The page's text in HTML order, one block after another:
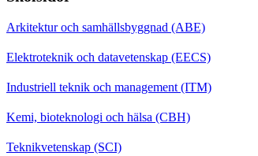
Arkitektur och samhällsbyggnad (ABE)
Elektroteknik och datavetenskap (EECS)
Industriell teknik och management (ITM)
Kemi, bioteknologi och hälsa (CBH)
Teknikvetenskap (SCI)